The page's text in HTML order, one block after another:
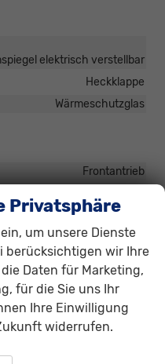
elektrisch verstellbar
Heckklappe
Wärmeschutzglas
Frontantrieb
(ASR),
(ESP),
Reifendruckkontrolle
14 Zoll
Stahlfelge
der Reifen
Privatsphäre
um unsere Dienste
berücksichtigen wir Ihre
Daten für Marketing,
für die Sie uns Ihr
Ihre Einwilligung
widerrufen.